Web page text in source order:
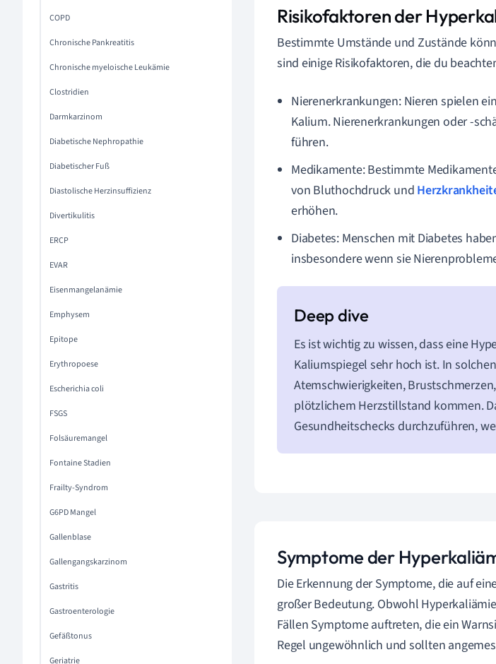
COPD
Chronische Pankreatitis
Chronische myeloische Leukämie
Clostridien
Darmkarzinom
Diabetische Nephropathie
Diabetischer Fuß
Diastolische Herzinsuffizienz
Divertikulitis
ERCP
EVAR
Eisenmangelanämie
Emphysem
Epitope
Erythropoese
Escherichia coli
FSGS
Folsäuremangel
Fontaine Stadien
Frailty-Syndrom
G6PD Mangel
Gallenblase
Gallengangskarzinom
Gastritis
Gastroenterologie
Gefäßtonus
Geriatrie
Risikofaktoren der
Bestimmte Umstände und Zustände
sind einige Risikofaktoren, die du
Nierenerkrankungen: Nieren spielen
Kalium. Nierenerkrankungen oder -
führen.
Medikamente: Bestimmte
von Bluthochdruck und
erhöhen.
Diabetes: Menschen mit Diabetes
insbesondere wenn sie
Es ist wichtig zu wissen, dass eine
Kaliumspiegel sehr hoch ist. In
Atemschwierigkeiten, Brustschmerzen,
plötzlichem Herzstillstand kommen.
Gesundheitschecks durchzuführen,
Symptome der
Die Erkennung der Symptome, die auf
großer Bedeutung. Obwohl
Fällen Symptome auftreten, die ein
Regel ungewöhnlich und sollten